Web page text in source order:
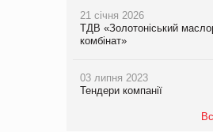
21 січня 2026
ТДВ «Золотоніський
комбінат»
03 липня 2023
Тендери компанії